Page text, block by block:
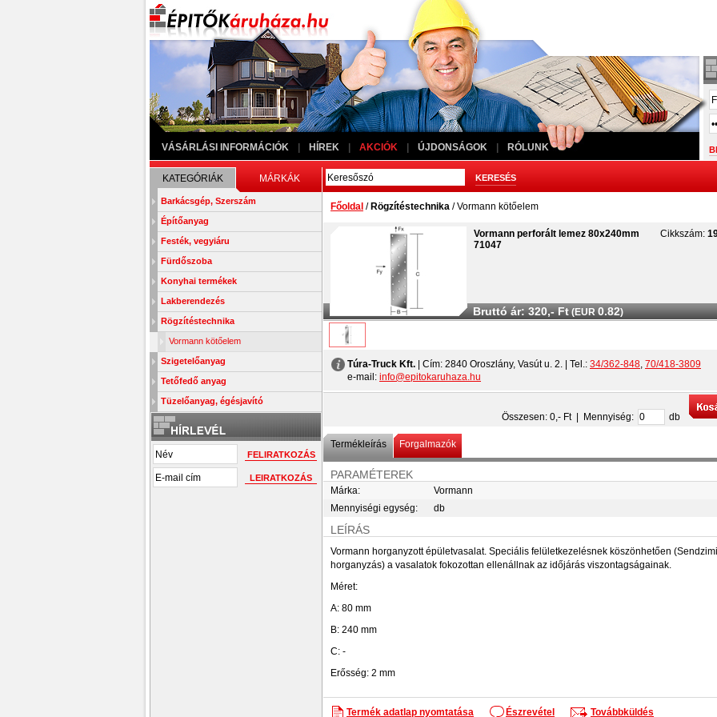
VÁSÁRLÁSI INFORMÁCIÓK HÍREK AKCIÓK ÚJDONSÁGOK RÓLUNK
KATEGÓRIÁK MÁRKÁK
Barkácsgép, Szerszám
Építőanyag
Festék, vegyiáru
Fürdőszoba
Konyhai termékek
Lakberendezés
Rögzítéstechnika
Vormann kötőelem
Szigetelőanyag
Tetőfedő anyag
Tüzelőanyag, égésjavító
Főoldal / Rögzítéstechnika / Vormann kötőelem
Cikkszám:
Vormann perforált lemez 80x240mm
71047
Bruttó ár: 320,- Ft(EUR0.82)
Túra-Truck Kft. | Cím: 2840 Oroszlány, Vasút u. 2. | Tel.: 34/362-848, 70/418-3809
e-mail: info@epitokaruhaza.hu
Összesen: 0,- Ft | Mennyiség: db
Termékleírás Forgalmazók
PARAMÉTEREK
Márka:
Vormann
Mennyiségi egység:
db
LEÍRÁS
Vormann horganyzott épületvasalat. Speciális felületkezelésnek köszönhetően
horganyzás) a vasalatok fokozottan ellenállnak az időjárás viszontagságainak.
Méret:
A: 80 mm
B: 240 mm
C: -
Erősség: 2 mm
Termék adatlap nyomtatása Észrevétel Továbbküldés